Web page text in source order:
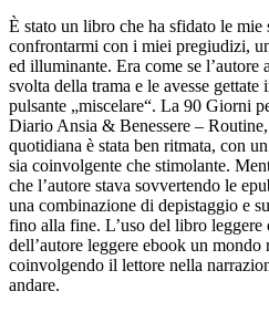
È stato un libro che ha sfidato le mie
confrontarmi con i miei pregiudizi,
ed illuminante. Era come se l’autore
svolta della trama e le avesse
pulsante „miscelare“. La 90 Giorni
Diario Ansia & Benessere –
quotidiana è stata ben ritmata, con
sia coinvolgente che stimolante.
che l’autore stava sovvertendo le
una combinazione di depistaggio e
fino alla fine. L’uso del libro leggere
dell’autore leggere ebook un mondo
coinvolgendo il lettore nella
andare.